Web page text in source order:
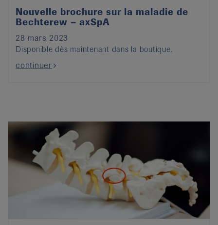
Nouvelle brochure sur la maladie de
Bechterew – axSpA
28 mars 2023
Disponible dès maintenant dans la boutique.
continuer